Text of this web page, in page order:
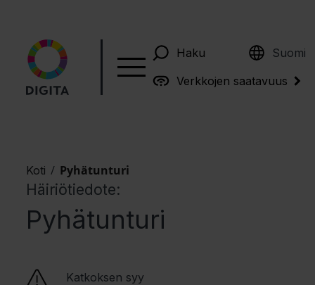
Haku Suomi
English
Verkkojen saatavuus
Koti / Pyhätunturi
Häiriötiedote:
Pyhätunturi
Katkoksen syy